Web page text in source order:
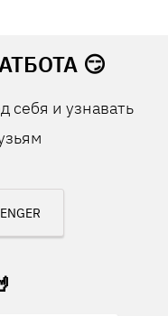
😏
себя и узнавать